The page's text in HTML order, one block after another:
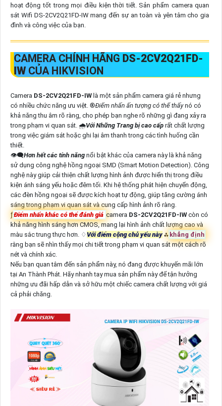
hoạt động tốt trong mọi điều kiện thời tiết. Sản phẩm camera quan
sát Wifi DS-2CV2Q21FD-IW mang đến sự an toàn và yên tâm cho gia
đình và công việc của bạn.
CAMERA CHÍNH HÃNG DS-2CV2Q21FD-
IW CỦA HIKVISION
Camera DS-2CV2Q21FD-IW là một sản phẩm camera giá rẻ nhưng
có nhiều chức năng ưu việt. ®️Điểm nhấn ấn tượng có thể thấynó có
khả năng thu âm rõ ràng, cho phép bạn nghe rõ những gì đang xảy ra
trong phạm vi quan sát. 🌧️Với Những Trang bị cao cấprất chất lượng
trong việc giám sát hoặc ghi lại âm thanh trong các tình huống cần
thiết.
👁️‍🗨Hơn hết các tính năngnổi bật khác của camera này là khả năng
sử dụng công nghệ hồng ngoại SMD (Smart Motion Detection). Công
nghệ này giúp cải thiện chất lượng hình ảnh được hiển thị trong điều
kiện ánh sáng yếu hoặc đêm tối. Khi hệ thống phát hiện chuyển động,
các đèn hồng ngoại sẽ được kích hoạt tự động, giúp tăng cường ánh
sáng trong phạm vi quan sát và cung cấp hình ảnh rõ ràng.
ƒĐiểm nhấn khác có thể đánh giá camera DS-2CV2Q21FD-IW còn có
khả năng hình sáng hơn CMOS, mang lại hình ảnh chất lượng cao và
màu sắc trung thực hơn. ♢ Với điểm cộng chủ yếu này⁂ khẳng định
rằng bạn sẽ nhìn thấy mọi chi tiết trong phạm vi quan sát một cách rõ
nét và chính xác.
Nếu bạn quan tâm đến sản phẩm này, nó đang được khuyến mãi lớn
tại An Thành Phát. Hãy nhanh tay mua sản phẩm này để tận hưởng
những ưu đãi hấp dẫn và sở hữu một chiếc camera chất lượng với giá
cả phải chăng.